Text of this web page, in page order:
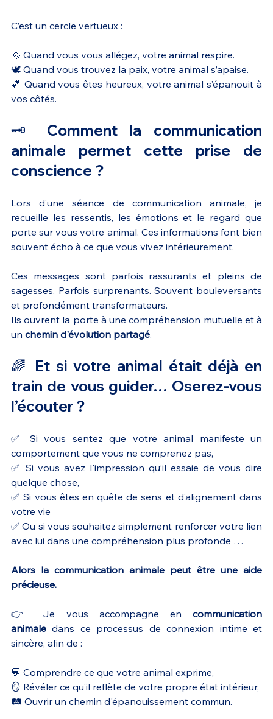
C’est un cercle vertueux :
🌞 Quand vous vous allégez, votre animal respire.
🕊️ Quand vous trouvez la paix, votre animal s’apaise.
💕 Quand vous êtes heureux, votre animal s’épanouit à
vos côtés.
🗝️ Comment la communication
animale permet cette prise de
conscience ?
Lors d’une séance de communication animale, je
recueille les ressentis, les émotions et le regard que
porte sur vous votre animal. Ces informations font bien
souvent écho à ce que vous vivez intérieurement.
Ces messages sont parfois rassurants et pleins de
sagesses. Parfois surprenants. Souvent bouleversants
et profondément transformateurs.
Ils ouvrent la porte à une compréhension mutuelle et à
un chemin d'évolution partagé.
🌈 Et si votre animal était déjà en
train de vous guider… Oserez-vous
l’écouter ?
✅ Si vous sentez que votre animal manifeste un
comportement que vous ne comprenez pas,
✅ Si vous avez l'impression qu’il essaie de vous dire
quelque chose,
✅ Si vous êtes en quête de sens et d’alignement dans
votre vie
✅ Ou si vous souhaitez simplement renforcer votre lien
avec lui dans une compréhension plus profonde …
Alors la communication animale peut être une aide
précieuse.
👉 Je vous accompagne en communication
animale dans ce processus de connexion intime et
sincère, afin de :
💬 Comprendre ce que votre animal exprime,
🪞 Révéler ce qu’il reflète de votre propre état intérieur,
🛤️ Ouvrir un chemin d'épanouissement commun.